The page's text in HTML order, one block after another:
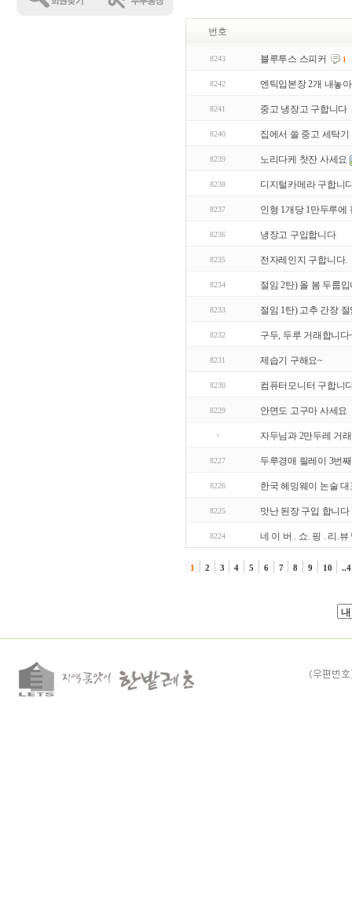
번호
8243 블루투스 스피커 1
8242 엔틱입본장 2개 내놓
8241 중고 냉장고 구합니다
8240 집에서 쓸 중고 세탁
8239 노리다케 찻잔 사세요
8238 디지털카메라 구합니
8237 인형 1개당 1만두루에
8236 냉장고 구입합니다
8235 전자레인지 구합니다.
8234 절임 2탄) 올 봄 두룹
8233 절임 1탄) 고추 간장
8232 구두, 두루 거래합니다
8231 제습기 구해요~
8230 컴퓨터모니터 구합니
8229 안면도 고구마 사세요
자두님과 2만두레 거
8227 두루경매 릴레이 3번째
8226 한국 헤밍웨이 논술
8225 맛난 된장 구입 합니다
8224 네 이 버 . 쇼. 핑 . 리.
1 2 3 4 5 6 7 8 9 10